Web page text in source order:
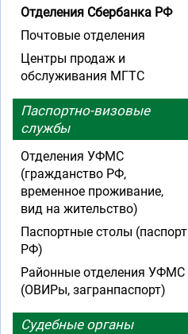
Отделения Сбербанка РФ
Почтовые отделения
Центры продаж и
обслуживания МГТС
Паспортно-визовые
службы
Отделения УФМС
(гражданство РФ,
временное проживание,
вид на жительство)
Паспортные столы (паспорт
РФ)
Районные отделения УФМС
(ОВИРы, загранпаспорт)
Судебные органы